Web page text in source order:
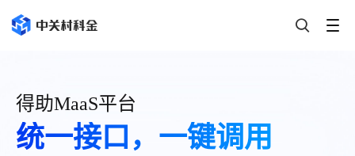
得助MaaS平台
统一接口，一键调用